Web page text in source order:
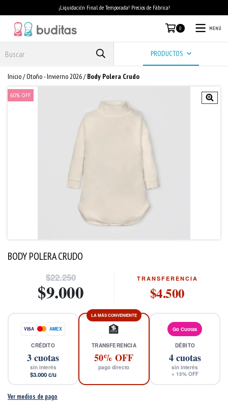
¡Liquidación Final de Temporada! Precios de Fábrica!
0 MENÚ
PRODUCTOS
Inicio/ Otoño - Invierno 2026/ Body Polera Crudo
60% OFF
BODY POLERA CRUDO
$22.250
$9.000
TRANSFERENCIA
$4.500
VISA AMEX
CRÉDITO
3cuotas
sin interés
$3.000c/u
LA MÁS CONVENIENTE
🏦
TRANSFERENCIA
50% OFF
pago directo
Go Cuotas
DÉBITO
4cuotas
sin interés
+ 15% OFF
Ver medios de pago